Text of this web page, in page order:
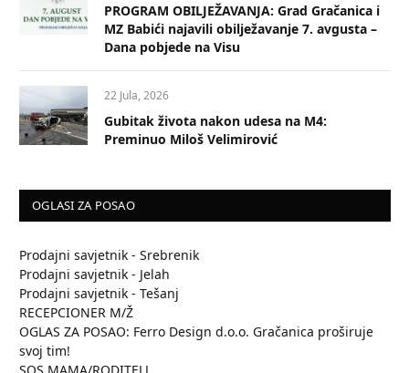
PROGRAM OBILJEŽAVANJA: Grad Gračanica i
MZ Babići najavili obilježavanje 7. avgusta –
Dana pobjede na Visu
22 Jula, 2026
Gubitak života nakon udesa na M4:
Preminuo Miloš Velimirović
OGLASI ZA POSAO
Prodajni savjetnik - Srebrenik
Prodajni savjetnik - Jelah
Prodajni savjetnik - Tešanj
RECEPCIONER M/Ž
OGLAS ZA POSAO: Ferro Design d.o.o. Gračanica proširuje
svoj tim!